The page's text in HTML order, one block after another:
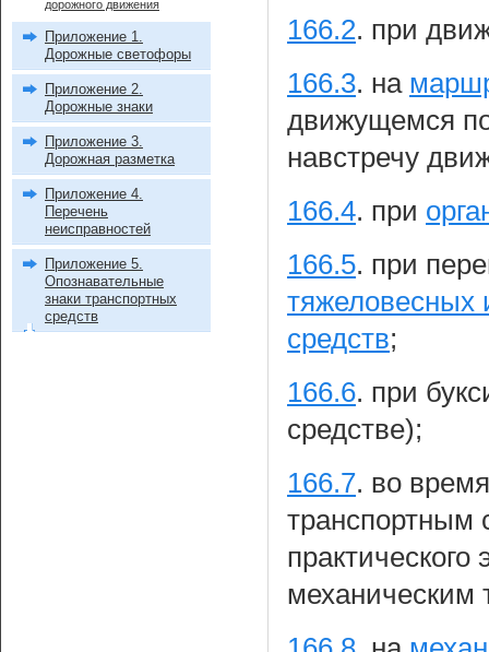
166.2. при
166.3. на
движущемся
навстречу
166.4. при
166.5. при
тяжеловесных
средств;
166.6. при
средстве);
166.7. во
транспортным
механическим
дорожного движения
Приложение 1.
Дорожные светофоры
Приложение 2.
Дорожные знаки
Приложение 3.
Дорожная разметка
Приложение 4.
Перечень
неисправностей
Приложение 5.
Опознавательные
знаки транспортных
средств